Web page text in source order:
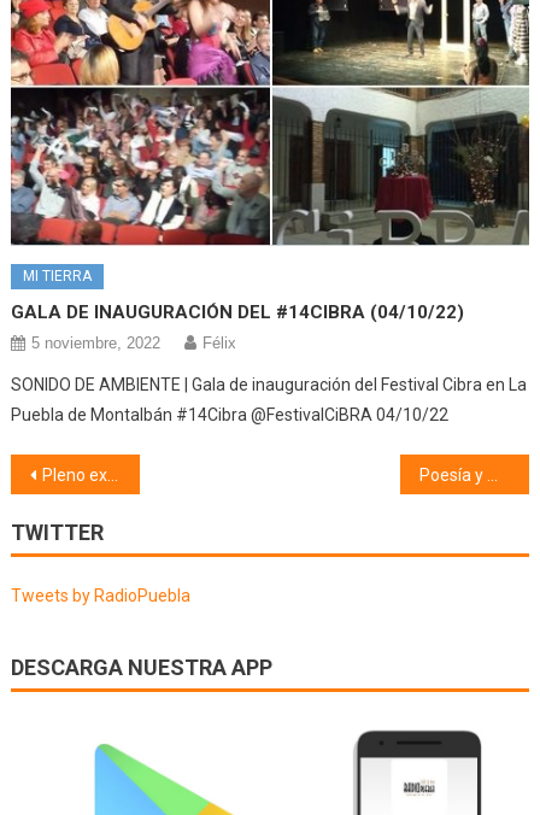
MI TIERRA
GALA DE INAUGURACIÓN DEL #14CIBRA (04/10/22)
5 noviembre, 2022 Félix
SONIDO DE AMBIENTE | Gala de inauguración del Festival Cibra en La
Puebla de Montalbán #14Cibra @FestivalCiBRA 04/10/22
Navegación
de
entradas
Pleno extraordinario (08/10/20)
TWITTER
Tweets by RadioPuebla
DESCARGA NUESTRA APP